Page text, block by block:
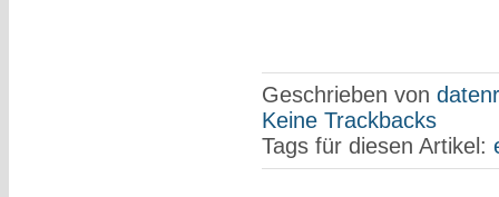
Geschrieben von
Keine Trackbacks
Tags für diesen Artikel: